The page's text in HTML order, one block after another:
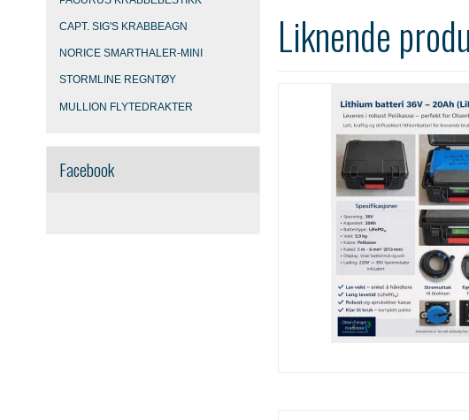
CAPT. SIG'S KRABBEAGN
NORICE SMARTHALER-MINI
STORMLINE REGNTØY
MULLION FLYTEDRAKTER
Facebook
Liknende